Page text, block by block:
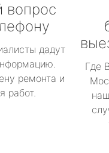
дадут
ремонта и
работ.
Где